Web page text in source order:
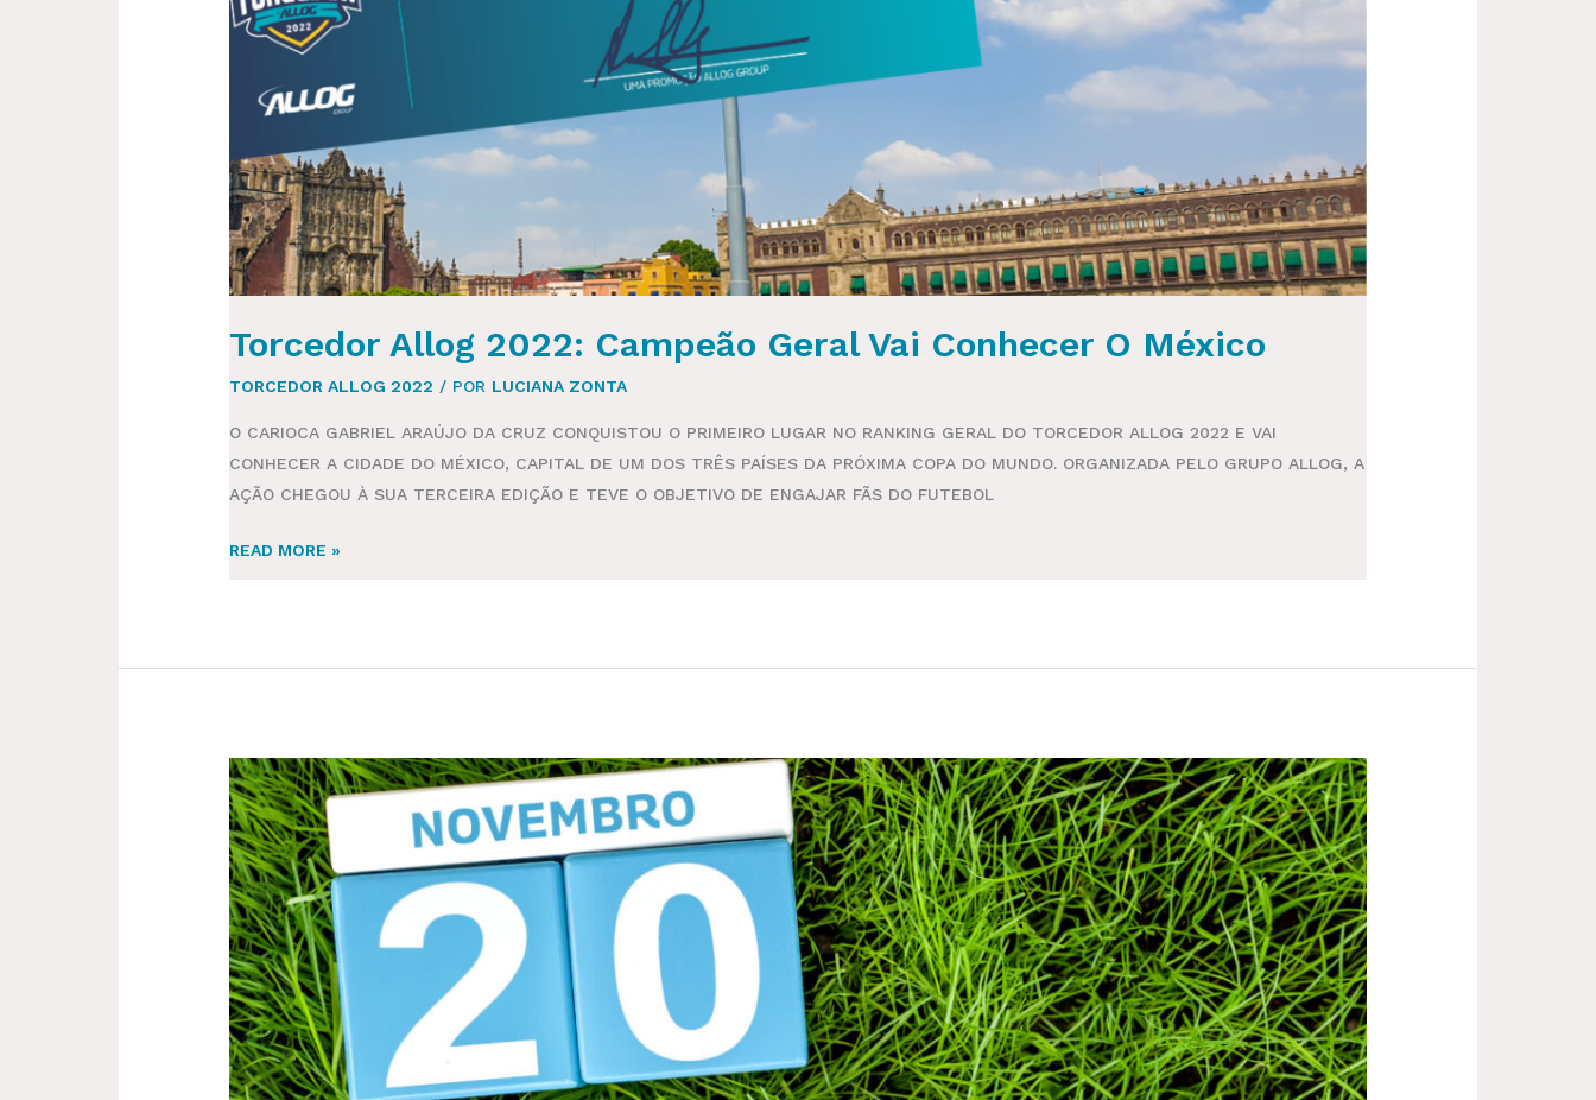
Torcedor Allog 2022: Campeão Geral Vai Conhecer O México
TORCEDOR ALLOG 2022 / POR LUCIANA ZONTA
O CARIOCA GABRIEL ARAÚJO DA CRUZ CONQUISTOU O PRIMEIRO LUGAR NO RANKING GERAL DO TORCEDOR ALLOG 2022 E VAI
CONHECER A CIDADE DO MÉXICO, CAPITAL DE UM DOS TRÊS PAÍSES DA PRÓXIMA COPA DO MUNDO. ORGANIZADA PELO GRUPO ALLOG, A
AÇÃO CHEGOU À SUA TERCEIRA EDIÇÃO E TEVE O OBJETIVO DE ENGAJAR FÃS DO FUTEBOL
READ MORE »
POR
QUE
A
COPA
DO
MUNDO
2022
SERÁ
EM
NOVEMBRO
E